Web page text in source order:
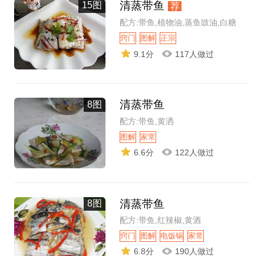
15图 清蒸带鱼 荐
配方:带鱼,植物油,蒸鱼豉油,白糖
窍门 图解 正宗
9.1分 117人做过
8图 清蒸带鱼
配方:带鱼,黄洒
图解 家常
6.6分 122人做过
8图 清蒸带鱼
配方:带鱼,红辣椒,黄酒
窍门 图解 电饭锅 家常
6.8分 190人做过